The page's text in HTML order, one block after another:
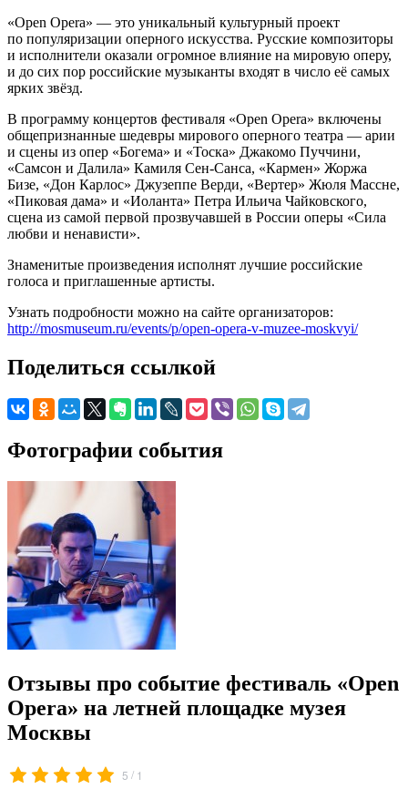
«Open Opera» — это уникальный культурный проект
по популяризации оперного искусства. Русские композиторы
и исполнители оказали огромное влияние на мировую оперу,
и до сих пор российские музыканты входят в число её самых
ярких звёзд.
В программу концертов фестиваля «Open Opera» включены
общепризнанные шедевры мирового оперного театра — арии
и сцены из опер «Богема» и «Тоска» Джакомо Пуччини,
«Самсон и Далила» Камиля Сен-Санса, «Кармен» Жоржа
Бизе, «Дон Карлос» Джузеппе Верди, «Вертер» Жюля Массне,
«Пиковая дама» и «Иоланта» Петра Ильича Чайковского,
сцена из самой первой прозвучавшей в России оперы «Сила
любви и ненависти».
Знаменитые произведения исполнят лучшие российские
голоса и приглашенные артисты.
Узнать подробности можно на сайте организаторов:
http://mosmuseum.ru/events/p/open-opera-v-muzee-moskvyi/
Поделиться ссылкой
Фотографии события
Отзывы про событие фестиваль «Open
Opera» на летней площадке музея
Москвы
5 / 1